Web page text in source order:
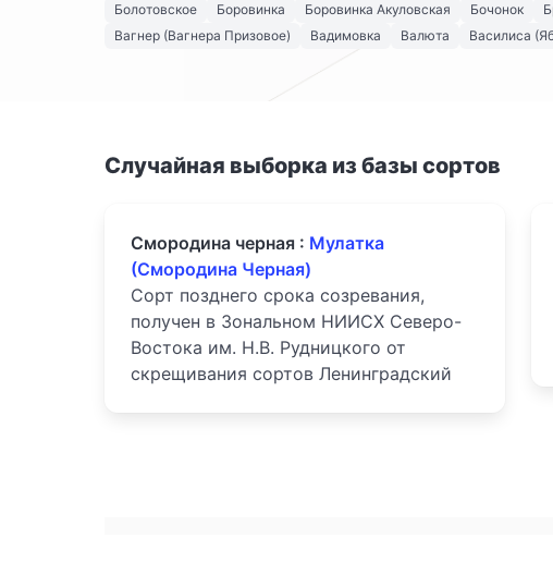
Болотовское
Боровинка Боровинка Акуловская Бочонок
Вагнер (Вагнера Призовое)
Вадимовка Валюта Василиса
Случайная выборка из базы сортов
Смородина черная : Мулатка
(Смородина Черная)
Сорт позднего срока созревания,
получен в Зональном НИИСХ Северо-
Востока им. Н.В. Рудницкого от
скрещивания сортов Ленинградский